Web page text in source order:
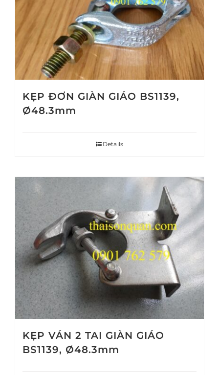
KẸP ĐƠN GIÀN GIÁO BS1139,
Ø48.3mm
Details
KẸP VÁN 2 TAI GIÀN GIÁO
BS1139, Ø48.3mm